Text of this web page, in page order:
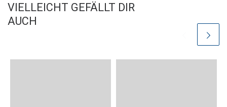
VIELLEICHT GEFÄLLT DIR
AUCH